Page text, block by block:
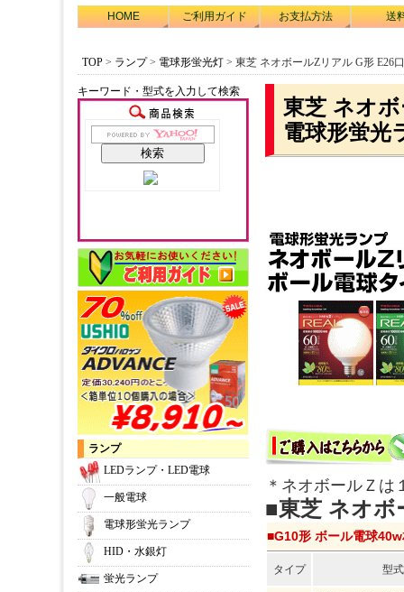
HOME ご利用ガイド お支払方法 送
TOP > ランプ> 電球形蛍光灯 > 東芝 ネオボールZリアル G形 E26
東芝 ネオ
電球形蛍光
＊ネオボールＺは
■東芝 ネオボ
■G10形 ボール電球
タイプ 型式
キーワード・型式を入力して検索
ランプ
LEDランプ・LED電球
一般電球
電球形蛍光ランプ
HID・水銀灯
蛍光ランプ